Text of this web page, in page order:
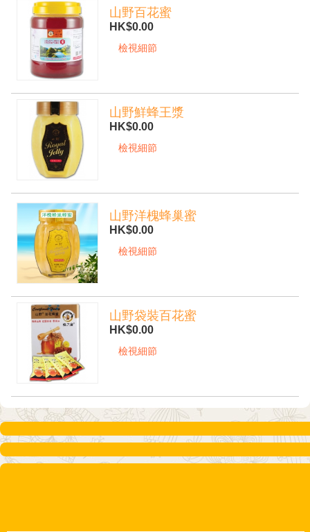
mobile-
山野百花蜜
HK$0.00
檢視細節
山野鮮蜂王漿
HK$0.00
檢視細節
山野洋槐蜂巢蜜
HK$0.00
檢視細節
山野袋裝百花蜜
HK$0.00
檢視細節